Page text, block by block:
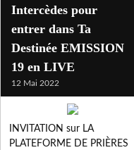
Intercèdes pour
entrer dans Ta
Destinée EMISSION
19 en LIVE
12 Mai 2022
INVITATION sur LA
PLATEFORME DE PRIÈRES